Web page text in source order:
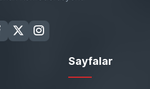
Sayfalar